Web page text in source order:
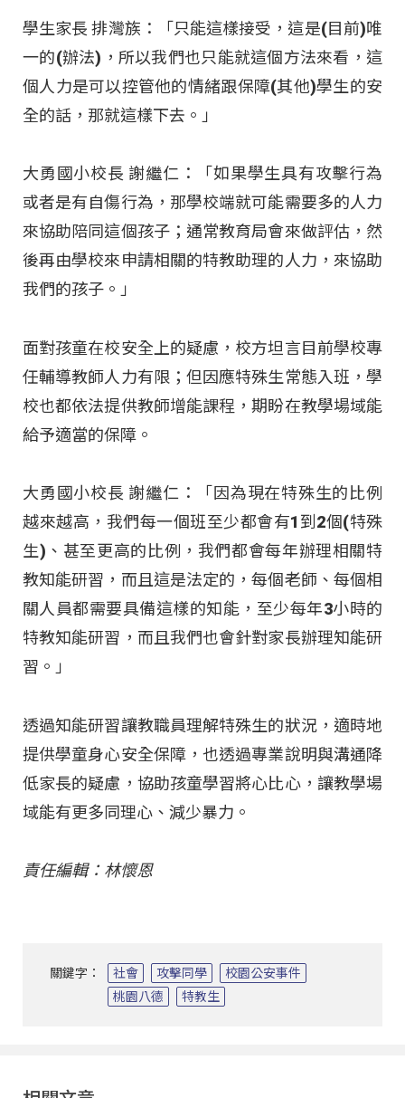
學生家長 排灣族：「只能這樣接受，這是(目前)唯
一的(辦法)，所以我們也只能就這個方法來看，這
個人力是可以控管他的情緒跟保障(其他)學生的安
全的話，那就這樣下去。」
大勇國小校長 謝繼仁：「如果學生具有攻擊行為
或者是有自傷行為，那學校端就可能需要多的人力
來協助陪同這個孩子；通常教育局會來做評估，然
後再由學校來申請相關的特教助理的人力，來協助
我們的孩子。」
面對孩童在校安全上的疑慮，校方坦言目前學校專
任輔導教師人力有限；但因應特殊生常態入班，學
校也都依法提供教師增能課程，期盼在教學場域能
給予適當的保障。
大勇國小校長 謝繼仁：「因為現在特殊生的比例
越來越高，我們每一個班至少都會有1到2個(特殊
生)、甚至更高的比例，我們都會每年辦理相關特
教知能研習，而且這是法定的，每個老師、每個相
關人員都需要具備這樣的知能，至少每年3小時的
特教知能研習，而且我們也會針對家長辦理知能研
習。」
透過知能研習讓教職員理解特殊生的狀況，適時地
提供學童身心安全保障，也透過專業說明與溝通降
低家長的疑慮，協助孩童學習將心比心，讓教學場
域能有更多同理心、減少暴力。
責任編輯：林懷恩
關鍵字： 社會 攻擊同學
校園公安事件
桃園八德
特教生